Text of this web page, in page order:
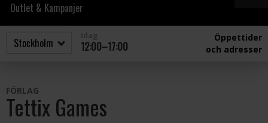
Outlet & Kampanjer
12:00–17:00
Öppettider
och adresser
FÖRLAG
Tettix Games